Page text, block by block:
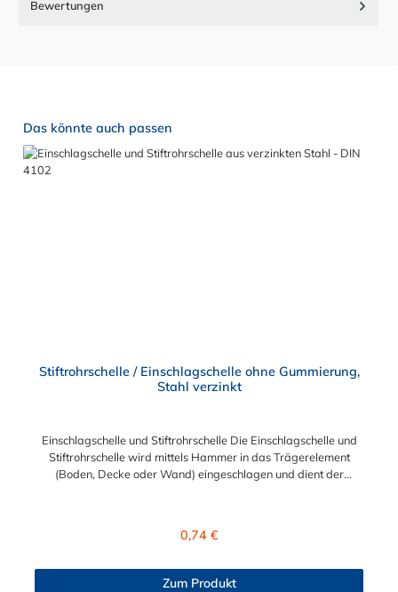
Bewertungen
Produktgalerie überspringen
Das könnte auch passen
Stiftrohrschelle / Einschlagschelle ohne Gummierung,
Stahl verzinkt
Einschlagschelle und Stiftrohrschelle Die Einschlagschelle und
Stiftrohrschelle wird mittels Hammer in das Trägerelement
(Boden, Decke oder Wand) eingeschlagen und dient der
Verschlussschrauben DIN 4102, B 2
Regulärer Preis:
0,74 €
Zum Produkt